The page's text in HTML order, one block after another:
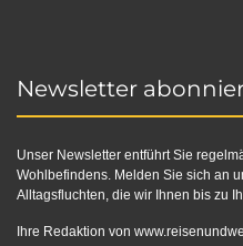
Newsletter
Unser Newsletter entführt Sie
Wohlbefindens. Melden Sie sich an
Alltagsfluchten, die wir Ihnen bis zu
Ihre Redaktion von